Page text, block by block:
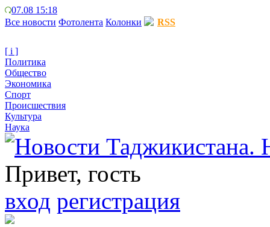
07.08 15:18
Все новости Фотолента Колонки RSS
[ i ]
Политика
Общество
Экономика
Спорт
Происшествия
Культура
Наука
Привет, гость
вход регистрация